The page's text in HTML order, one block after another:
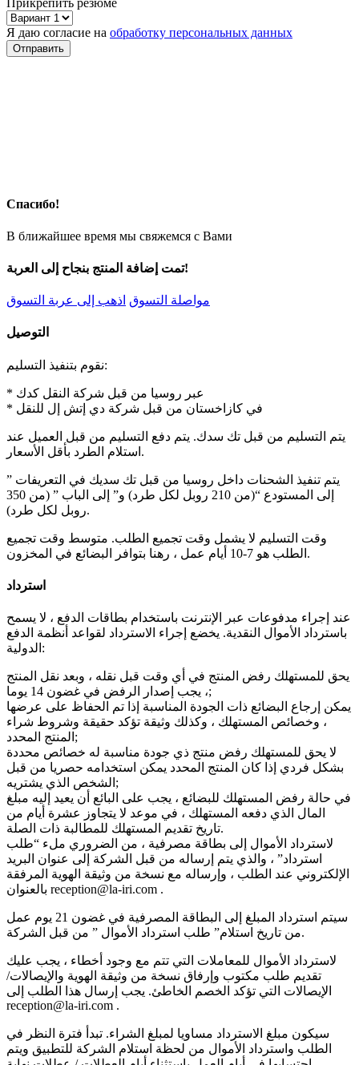
Прикрепить резюме
Я даю согласие на обработку персональных данных
Спасибо!
В ближайшее время мы свяжемся с Вами
تمت إضافة المنتج بنجاح إلى العربة!
مواصلة التسوق اذهب إلى عربة التسوق
التوصيل
نقوم بتنفيذ التسليم:
* عبر روسيا من قبل شركة النقل كدك
* في كازاخستان من قبل شركة دي إتش إل للنقل
يتم التسليم من قبل تك سدك. يتم دفع التسليم من قبل العميل عند
استلام الطرد بأقل الأسعار.
يتم تنفيذ الشحنات داخل روسيا من قبل تك سديك في التعريفات ”
إلى المستودع “(من 210 روبل لكل طرد) و” إلى الباب ” (من 350
روبل لكل طرد).
وقت التسليم لا يشمل وقت تجميع الطلب. متوسط وقت تجميع
الطلب هو 7-10 أيام عمل ، رهنا بتوافر البضائع في المخزون.
استرداد
عند إجراء مدفوعات عبر الإنترنت باستخدام بطاقات الدفع ، لا يسمح
باسترداد الأموال النقدية. يخضع إجراء الاسترداد لقواعد أنظمة الدفع
الدولية:
يحق للمستهلك رفض المنتج في أي وقت قبل نقله ، وبعد نقل المنتج
، يجب إصدار الرفض في غضون 14 يوما;
يمكن إرجاع البضائع ذات الجودة المناسبة إذا تم الحفاظ على عرضها
، وخصائص المستهلك ، وكذلك وثيقة تؤكد حقيقة وشروط شراء
المنتج المحدد;
لا يحق للمستهلك رفض منتج ذي جودة مناسبة له خصائص محددة
بشكل فردي إذا كان المنتج المحدد يمكن استخدامه حصريا من قبل
الشخص الذي يشتريه;
في حالة رفض المستهلك للبضائع ، يجب على البائع أن يعيد إليه مبلغ
المال الذي دفعه المستهلك ، في موعد لا يتجاوز عشرة أيام من
تاريخ تقديم المستهلك للمطالبة ذات الصلة.
لاسترداد الأموال إلى بطاقة مصرفية ، من الضروري ملء “طلب
استرداد” ، والذي يتم إرساله من قبل الشركة إلى عنوان البريد
الإلكتروني عند الطلب ، وإرساله مع نسخة من وثيقة الهوية المرفقة
بالعنوان reception@la-iri.com .
سيتم استرداد المبلغ إلى البطاقة المصرفية في غضون 21 يوم عمل
من تاريخ استلام” طلب استرداد الأموال ” من قبل الشركة.
لاسترداد الأموال للمعاملات التي تتم مع وجود أخطاء ، يجب عليك
تقديم طلب مكتوب وإرفاق نسخة من وثيقة الهوية والإيصالات/
الإيصالات التي تؤكد الخصم الخاطئ. يجب إرسال هذا الطلب إلى
reception@la-iri.com .
سيكون مبلغ الاسترداد مساويا لمبلغ الشراء. تبدأ فترة النظر في
الطلب واسترداد الأموال من لحظة استلام الشركة للتطبيق ويتم